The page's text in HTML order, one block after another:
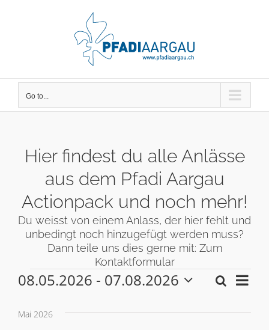
Go to...
Hier findest du alle Anlässe
aus dem Pfadi Aargau
Actionpack und noch mehr!
Du weisst von einem Anlass, der hier fehlt und
unbedingt noch hinzugefügt werden muss?
Dann teile uns dies gerne mit: Zum
Kontaktformular
Veranstaltungen
Such-
Suche
Liste
08.05.2026 - 07.08.2026
Sie
Mai 2026